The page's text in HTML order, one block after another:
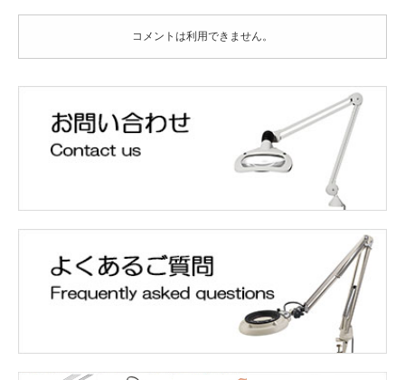
コメントは利用できません。